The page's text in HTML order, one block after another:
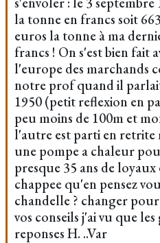
la tonne en francs soit
euros la tonne à ma
francs ! On s'est bien fait
l'europe des marchands
notre prof quand il
1950 (petit reflexion en
peu moins de 100m et
l'autre est parti en retrite
une pompe a chaleur
presque 35 ans de
chappee qu'en pensez
chandelle ? changer
vos conseils j'ai vu que
reponses H. ..Var